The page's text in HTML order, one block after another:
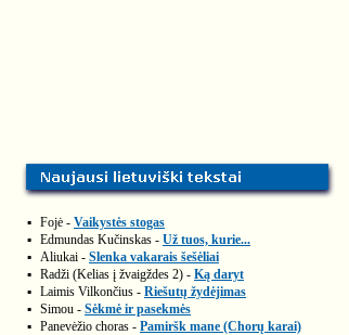
▪ Fojė - Vaikystės stogas
▪ Edmundas Kučinskas - Už tuos, kurie...
▪ Aliukai - Slenka vakarais šešėliai
▪ Radži (Kelias į žvaigždes 2) - Ką daryt
▪ Laimis Vilkončius - Riešutų žydėjimas
▪ Simou - Sėkmė ir pasekmės
▪ Panevėžio choras - Pamiršk mane (Chorų karai)